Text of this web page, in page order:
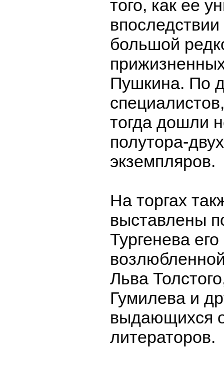
того, как ее
большой
Пушкина. По
тогда дошли
полутора-
экземпляров.
На торгах
выставлены
Тургенева
Льва
Гумилева и
выдающихся
литераторов.